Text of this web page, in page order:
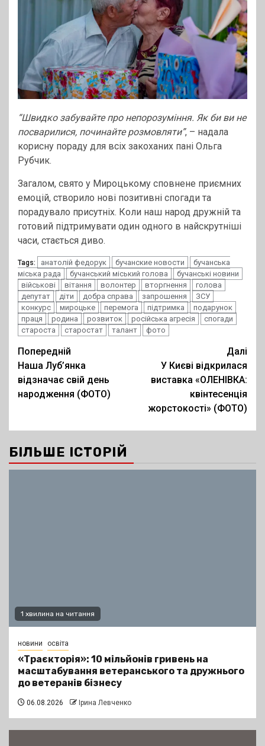
“Швидко забувайте про непорозуміння. Як би ви не
посварилися, починайте розмовляти”, – надала
корисну пораду для всіх закоханих пані Ольга
Рубчик.
Загалом, свято у Мироцькому сповнене приємних
емоцій, створило нові позитивні спогади та
порадувало присутніх. Коли наш народ дружній та
готовий підтримувати один одного в найскрутніші
часи, стається диво.
Tags: анатолій федорук бучанские новости
бучанська
міська рада
бучанський міський голова
бучанські новини
військові
вітання волонтер вторгнення
голова
депутат
діти добра справа запрошення
ЗСУ
конкурс
мироцьке перемога підтримка
подарунок
праця
родина розвиток російська агресія
спогади
староста
старостат талант фото
Post
navigation
Попередній
Наша Луб’янка
відзначає свій день
народження (ФОТО)
Далі
У Києві відкрилася
виставка «ОЛЕНІВКА:
квінтесенція
жорстокості» (ФОТО)
БІЛЬШЕ ІСТОРІЙ
1 хвилина на читання
новини освіта
«Траєкторія»: 10 мільйонів гривень на
масштабування ветеранського та дружнього
до ветеранів бізнесу
06.08.2026 Ірина Левченко